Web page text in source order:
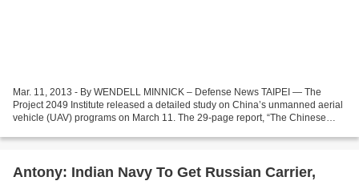
Mar. 11, 2013 - By WENDELL MINNICK – Defense News TAIPEI — The
Project 2049 Institute released a detailed study on China’s unmanned aerial
vehicle (UAV) programs on March 11. The 29-page report, “The Chinese
Antony: Indian Navy To Get Russian Carrier,